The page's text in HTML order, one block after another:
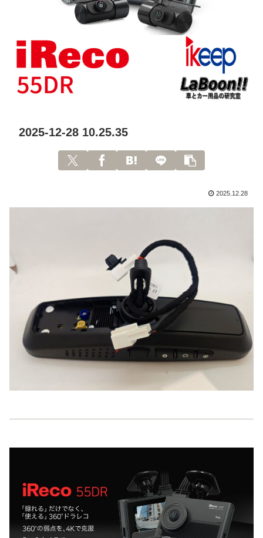
2025-12-28 10.25.35
2025.12.28